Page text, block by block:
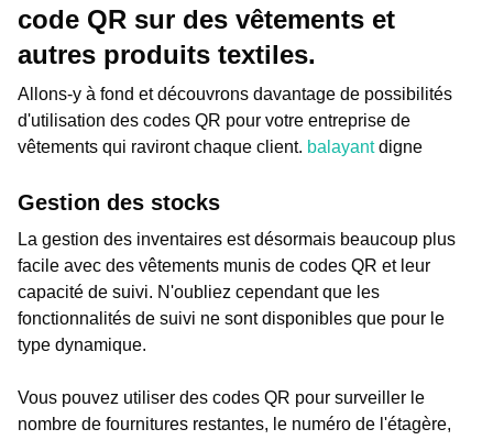
code QR sur des vêtements et
autres produits textiles.
Allons-y à fond et découvrons davantage de possibilités
d'utilisation des codes QR pour votre entreprise de
vêtements qui raviront chaque client. balayantdigne
Gestion des stocks
La gestion des inventaires est désormais beaucoup plus
facile avec des vêtements munis de codes QR et leur
capacité de suivi. N'oubliez cependant que les
fonctionnalités de suivi ne sont disponibles que pour le
type dynamique.
Vous pouvez utiliser des codes QR pour surveiller le
nombre de fournitures restantes, le numéro de l'étagère,